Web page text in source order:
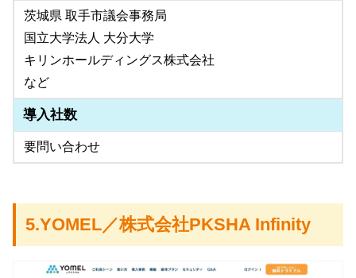
茨城県 取手市議会事務局
国立大学法人 大分大学
キリンホールディングス株式会社
など
導入社数
要問い合わせ
5.YOMEL／株式会社PKSHA Infinity